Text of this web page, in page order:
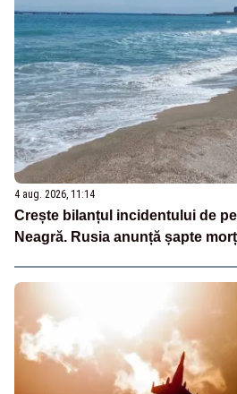
4 aug. 2026, 11:14
Crește bilanțul incidentului de
Neagră. Rusia anunță șapte